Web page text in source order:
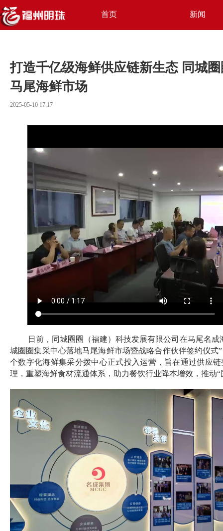
首页 新闻
打造千亿级海鲜供应链新生态 同城
马尾海鲜市场
2025-05-10 17:17
日前，同城圈圈（福建）科技发展有限公司在马尾名成
城圈圈集采中心落地马尾海鲜市场暨战略合作伙伴签约仪式
个数字化海鲜集采分拨中心正式投入运营，旨在通过供应
理，重塑海鲜食材流通体系，助力餐饮行业降本增效，推动“